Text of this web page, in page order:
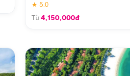
★ 5.0
Từ4,150,000đ